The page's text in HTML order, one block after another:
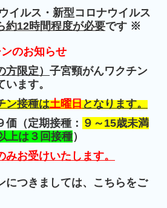
イルス・新型コロナウイルス
約12時間程度が必要です ※
のお知らせ
方限定） 子宮頸がんワクチン
ます。
ン接種は土曜日となります。
価（定期接種： ９～15歳未満
上は３回接種）
お受けいたします。
につきましては、こちらをご